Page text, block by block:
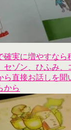
確実に増やすなら
セゾン、ひふみ、
ら直接お話しを聞
から